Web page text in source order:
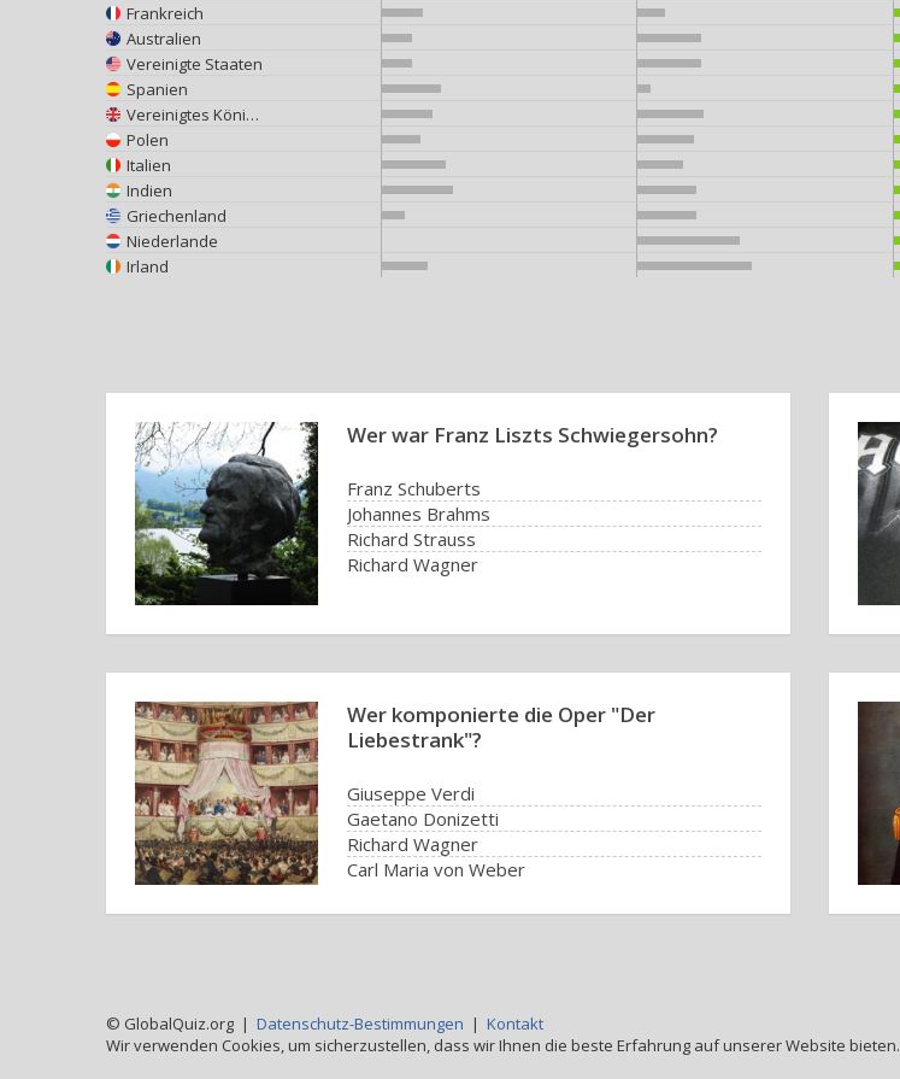
Frankreich
Australien
Vereinigte Staaten
Spanien
Vereinigtes Königreich
Polen
Italien
Indien
Griechenland
Niederlande
Irland
Wer war Franz Liszts Schwiegersohn?
Franz Schuberts
Johannes Brahms
Richard Strauss
Richard Wagner
Wer komponierte die Oper "Der
Liebestrank"?
Giuseppe Verdi
Gaetano Donizetti
Richard Wagner
Carl Maria von Weber
© GlobalQuiz.org | Datenschutz-Bestimmungen | Kontakt
Wir verwenden Cookies, um sicherzustellen, dass wir Ihnen die beste Erfahrung auf unserer Website bieten.